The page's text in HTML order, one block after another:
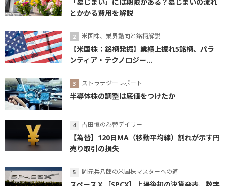
「墓じまい」には期限がある？墓じまいの流れ
とかかる費用を解説
米国株、業界動向と銘柄解説
【米国株：銘柄発掘】業績上振れ5銘柄、パラ
ンティア・テクノロジー...
ストラテジーレポート
半導体株の調整は底値をつけたか
吉田恒の為替デイリー
【為替】120日MA（移動平均線）割れが示す円
売り取引の損失
岡元兵八郎の米国株マスターへの道